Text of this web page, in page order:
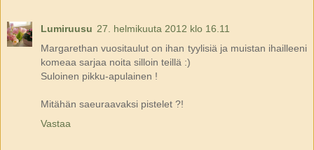
Lumiruusu 27. helmikuuta 2012 klo 16.11
Margarethan vuositaulut on ihan tyylisiä ja muistan ihailleeni
komeaa sarjaa noita silloin teillä :)
Suloinen pikku-apulainen !
Mitähän saeuraavaksi pistelet ?!
Vastaa